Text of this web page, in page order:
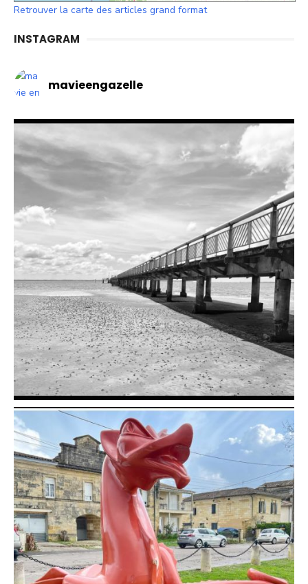
Retrouver la carte des articles grand format
INSTAGRAM
mavieengazelle